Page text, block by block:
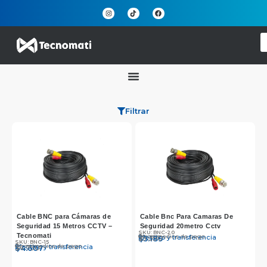
Filtrar
Cable BNC para Cámaras de
Seguridad 15 Metros CCTV –
Tecnomati
SKU: BNC-15
$4.607
Efectivo y transferencia
$4.750
Otros medios de pago
Cable Bnc Para Camaras De
Seguridad 20metro Cctv
SKU: BNC-20
$5.189
Efectivo y transferencia
$5.350
Otros medios de pago